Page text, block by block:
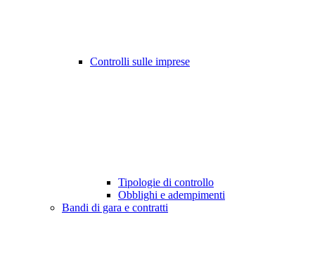
Controlli sulle imprese
Tipologie di controllo
Obblighi e adempimenti
Bandi di gara e contratti